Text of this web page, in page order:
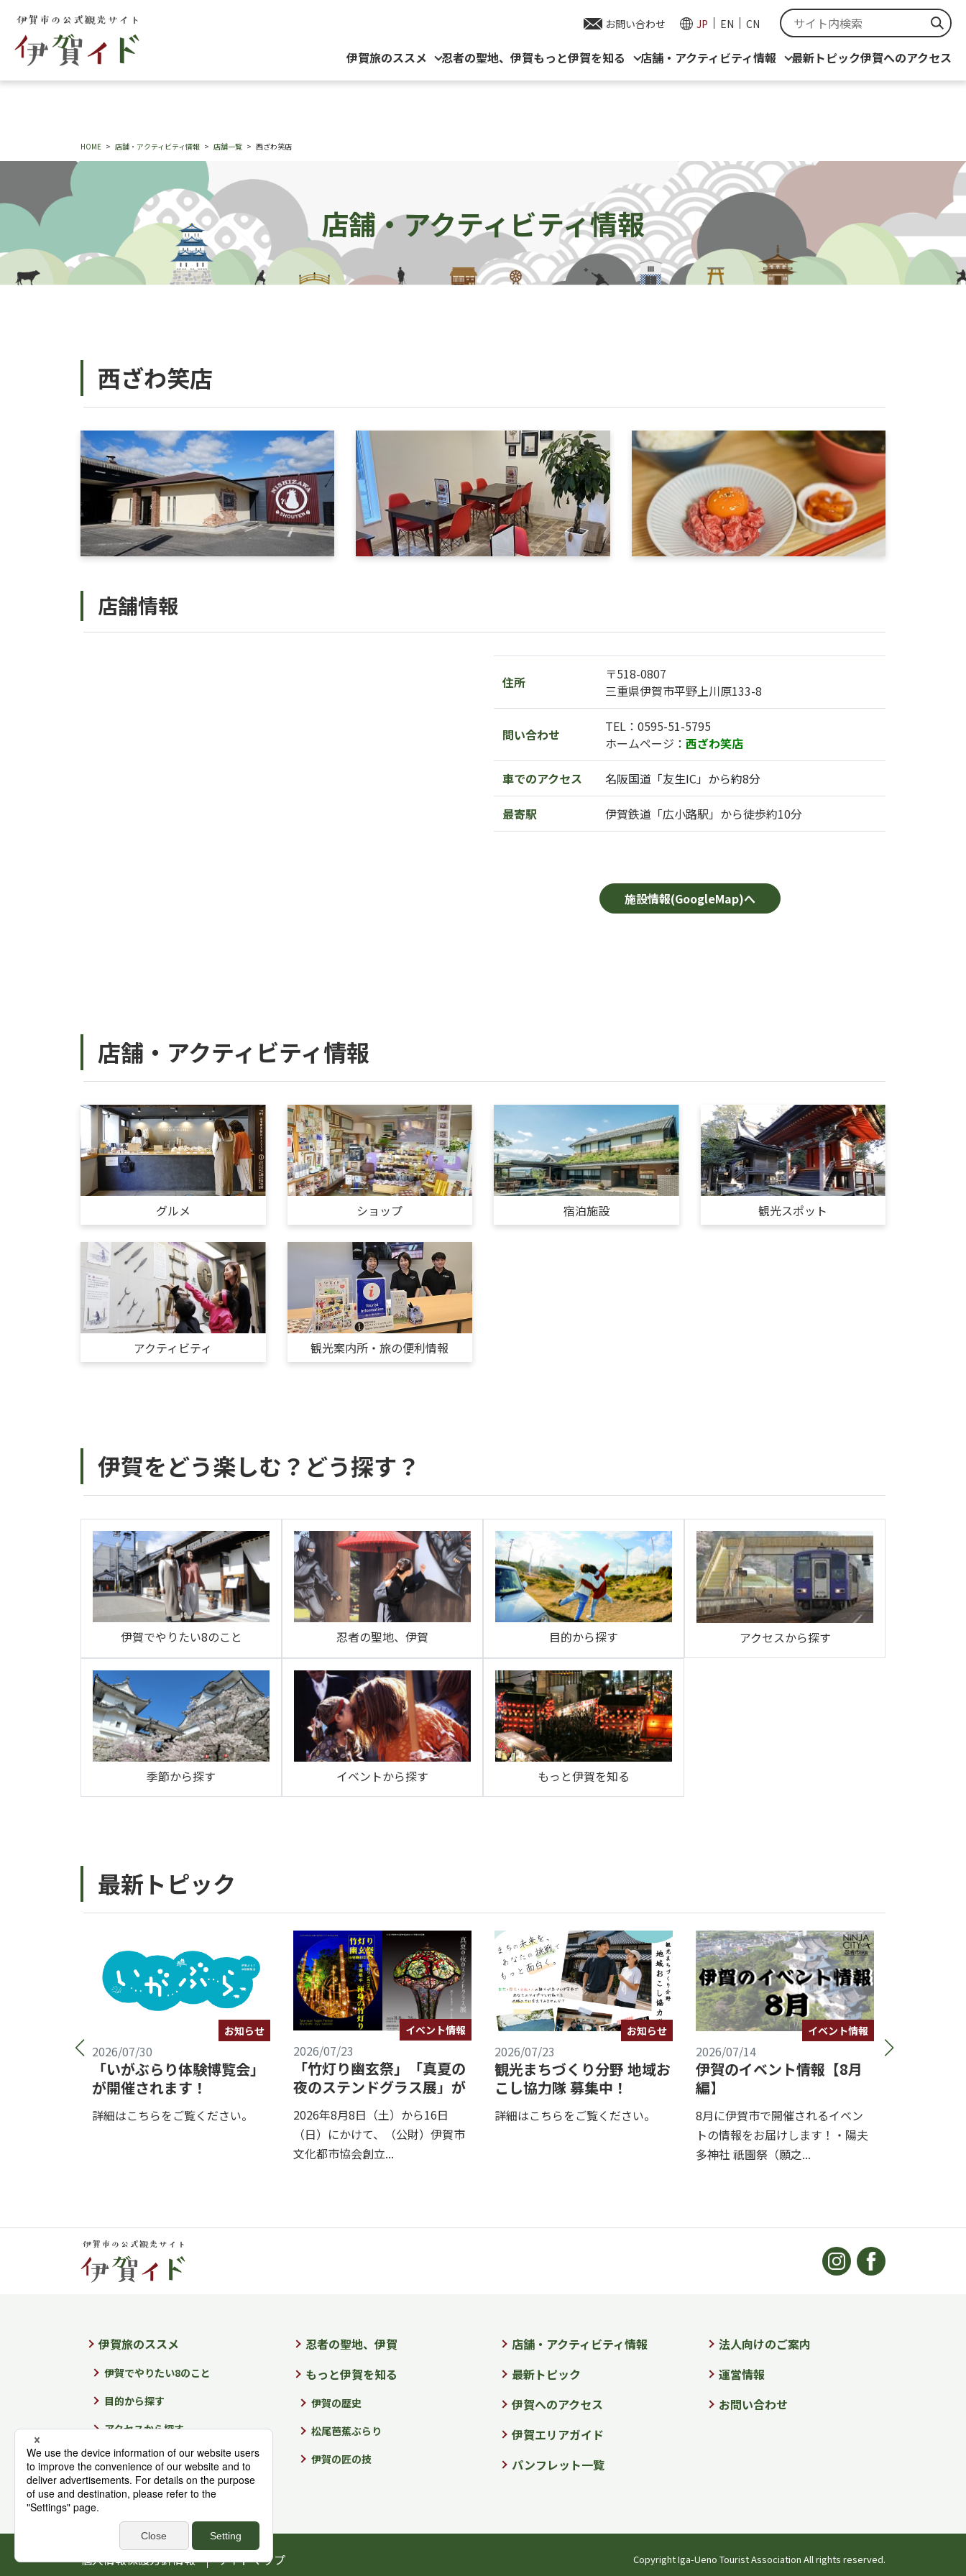
お問い合わせ JP EN CN
伊賀旅のススメ 忍者の聖地、伊賀もっと伊賀を知る 店舗・アクティビティ情報 最新トピック伊賀へのアクセス
HOME 店舗・アクティビティ情報 店舗一覧 西ざわ笑店
店舗・アクティビティ情報
西ざわ笑店
店舗情報
住所
〒518-0807
三重県伊賀市平野上川原133-8
問い合わせ
TEL：0595-51-5795
ホームページ： 西ざわ笑店
車でのアクセス 名阪国道「友生IC」から約8分
最寄駅 伊賀鉄道「広小路駅」から徒歩約10分
施設情報(GoogleMap)へ
店舗・アクティビティ情報
グルメ ショップ 宿泊施設 観光スポット
アクティビティ 観光案内所・旅の便利情報
伊賀をどう楽しむ？どう探す？
伊賀でやりたい8のこと 忍者の聖地、伊賀 目的から探す アクセスから探す
季節から探す イベントから探す もっと伊賀を知る
最新トピック
2026/07/30
「いがぶらり体験博覧会」
が開催されます！
詳細はこちらをご覧ください。
お知らせ
2026/07/23
「竹灯り幽玄祭」「真夏の
夜のステンドグラス展」が
開催されます！
2026年8月8日（土）から16日
（日）にかけて、（公財）伊賀市
文化都市協会創立...
イベント情報
2026/07/23
観光まちづくり分野 地域お
こし協力隊 募集中！
詳細はこちらをご覧ください。
お知らせ
2026/07/14
伊賀のイベント情報【8月
編】
8月に伊賀市で開催されるイベン
トの情報をお届けします！・陽夫
多神社 祇園祭（願之...
イベント情報
伊賀旅のススメ
伊賀でやりたい8のこと
目的から探す
アクセスから探す
季節から探す
イベントから探す
忍者の聖地、伊賀
もっと伊賀を知る
伊賀の歴史
松尾芭蕉ぶらり
伊賀の匠の技
店舗・アクティビティ情報
最新トピック
伊賀へのアクセス
伊賀エリアガイド
パンフレット一覧
法人向けのご案内
運営情報
お問い合わせ
個人情報保護方針情報 サイトマップ Copyright Iga-Ueno Tourist Association All rights reserved.